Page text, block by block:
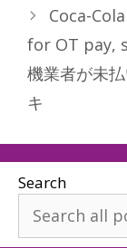
Coca-
for OT pay,
機業者が未
キ
Search